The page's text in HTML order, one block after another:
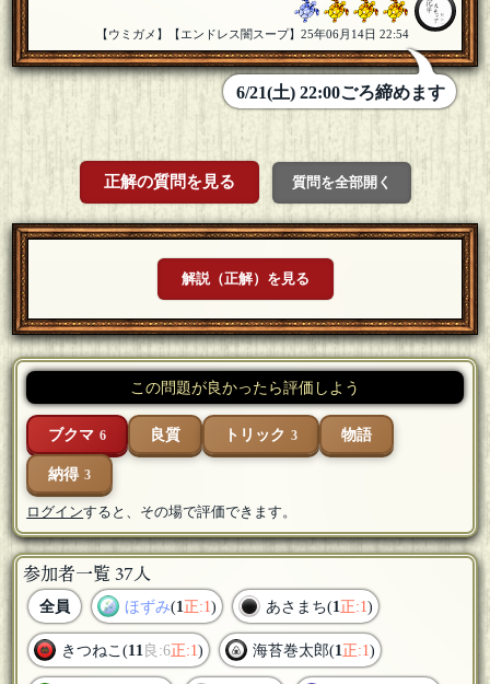
【ウミガメ】【エンドレス闇スープ】25年06月14日 22:54
6/21(土) 22:00ごろ締めます
正解の質問を見る 質問を全部開く
解説（正解）を見る
この問題が良かったら評価しよう
ブクマ 6 良質 トリック 3 物語
納得 3
ログインすると、その場で評価できます。
参加者一覧 37人
全員 ほずみ(1正:1) あさまち(1正:1)
きつねこ(11良:6正:1) 海苔巻太郎(1正:1)